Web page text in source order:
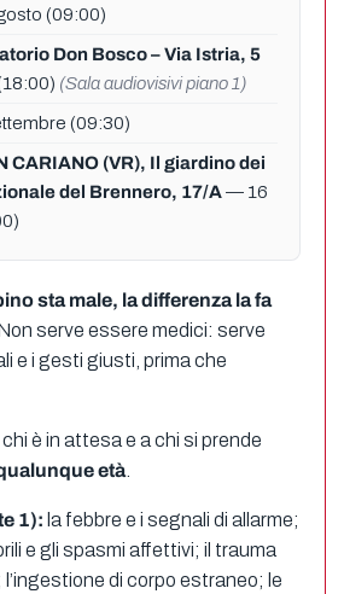
(09:00)
Don Bosco – Via Istria, 5
(Sala audiovisivi piano 1)
(09:30)
CARIANO (VR), Il giardino dei
del Brennero, 17/A— 16
sta male, la differenza la fa
serve essere medici: serve
e i gesti giusti, prima che
chi è in attesa e a chi si prende
età.
1): la febbre e i segnali di allarme;
e gli spasmi affettivi; il trauma
di corpo estraneo; le